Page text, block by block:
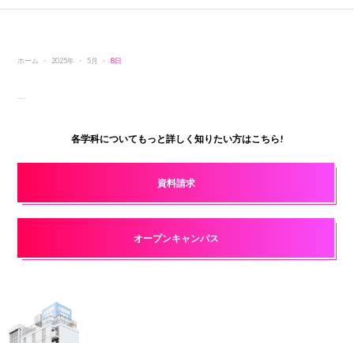
ホーム 2025年 5月 8日
各学科についてもっと詳しく知りたい方はこちら!
資料請求
オープンキャンパス